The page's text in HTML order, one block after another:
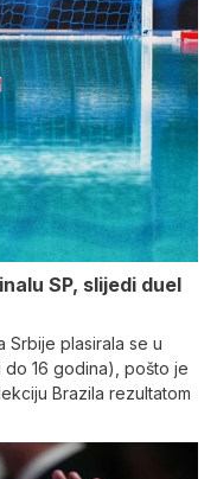
SP, slijedi duel
Srbije plasirala se u
16 godina), pošto je
Brazila rezultatom